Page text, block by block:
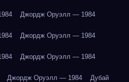
Джордж Оруэлл — 1984
Джордж Оруэлл — 1984
Джордж Оруэлл — 1984
Джордж Оруэлл — 1984 Дубай